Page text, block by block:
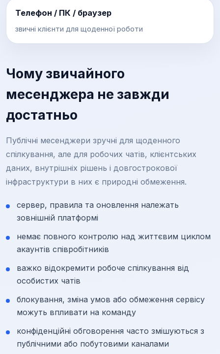
Телефон / ПК / браузер
звичні клієнти для щоденної роботи
Чому звичайного
месенджера не завжди
достатньо
Публічні месенджери зручні для щоденного
спілкування, але для робочих чатів, клієнтських
даних, внутрішніх рішень і довгострокової
інфраструктури в них є природні обмеження.
сервер, правила та оновлення належать
зовнішній платформі
немає повного контролю над життєвим циклом
акаунтів співробітників
важко відокремити робоче спілкування від
особистих чатів
блокування, зміна умов або обмеження сервісу
можуть впливати на команду
конфіденційні обговорення часто змішуються з
публічними або побутовими каналами